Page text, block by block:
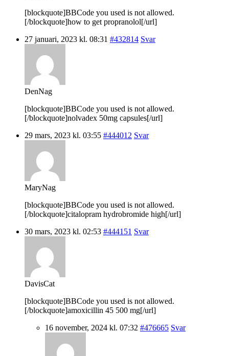
[blockquote]BBCode you used is not allowed.
[/blockquote]how to get propranolol[/url]
27 januari, 2023 kl. 08:31 #432814 Svar
DenNag
[blockquote]BBCode you used is not allowed.
[/blockquote]nolvadex 50mg capsules[/url]
29 mars, 2023 kl. 03:55 #444012 Svar
MaryNag
[blockquote]BBCode you used is not allowed.
[/blockquote]citalopram hydrobromide high[/url]
30 mars, 2023 kl. 02:53 #444151 Svar
DavisCat
[blockquote]BBCode you used is not allowed.
[/blockquote]amoxicillin 45 500 mg[/url]
16 november, 2024 kl. 07:32 #476665 Svar